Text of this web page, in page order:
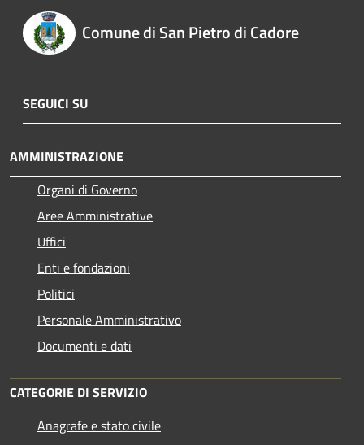
Comune di San Pietro di Cadore
SEGUICI SU
AMMINISTRAZIONE
Organi di Governo
Aree Amministrative
Uffici
Enti e fondazioni
Politici
Personale Amministrativo
Documenti e dati
CATEGORIE DI SERVIZIO
Anagrafe e stato civile